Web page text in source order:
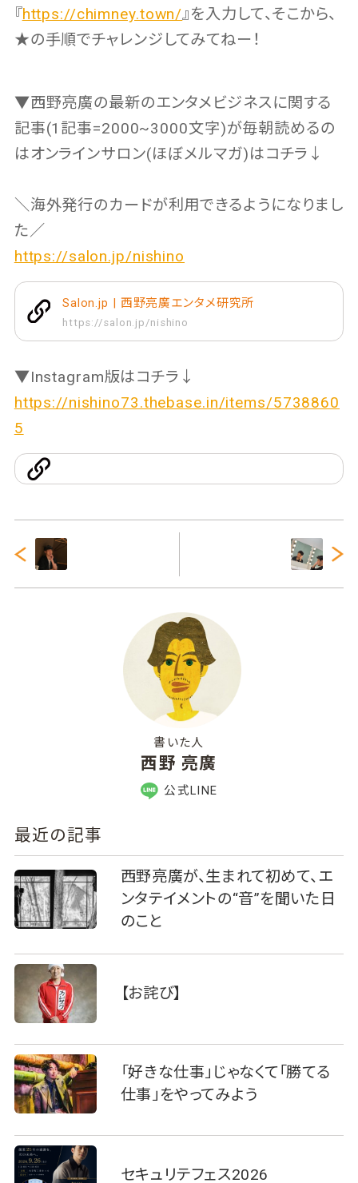
『https://chimney.town/』を入力して、そこから、
★の手順でチャレンジしてみてねー！
▼西野亮廣の最新のエンタメビジネスに関する
記事(1記事=2000~3000文字)が毎朝読めるの
はオンラインサロン(ほぼメルマガ)はコチラ↓
＼海外発行のカードが利用できるようになりまし
た／
https://salon.jp/nishino
Salon.jp | 西野亮廣エンタメ研究所
https://salon.jp/nishino
▼Instagram版はコチラ↓
https://nishino73.thebase.in/items/5738860
5
書いた人
西野 亮廣
公式LINE
最近の記事
西野亮廣が、生まれて初めて、エ
ンタテイメントの“音”を聞いた日
のこと
【お詫び】
「好きな仕事」じゃなくて「勝てる
仕事」をやってみよう
セキュリテフェス2026